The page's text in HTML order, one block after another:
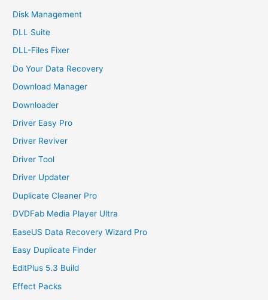
Disk Management
DLL Suite
DLL-Files Fixer
Do Your Data Recovery
Download Manager
Downloader
Driver Easy Pro
Driver Reviver
Driver Tool
Driver Updater
Duplicate Cleaner Pro
DVDFab Media Player Ultra
EaseUS Data Recovery Wizard Pro
Easy Duplicate Finder
EditPlus 5.3 Build
Effect Packs